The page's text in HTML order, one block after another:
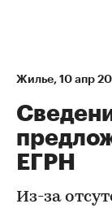
Жилье⁠, 10 апр
ЕГРН
Из-за